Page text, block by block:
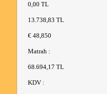
0,00 TL
13.738,83 TL
€ 48,850
Matrah :
68.694,17 TL
KDV :